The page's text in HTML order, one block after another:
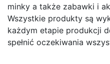
minky a także zabawki i
Wszystkie produkty są
każdym etapie produkcji
spełnić oczekiwania